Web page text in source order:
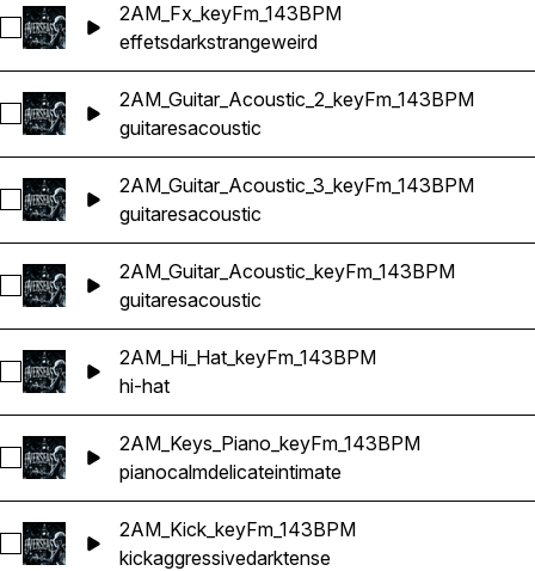
Sélectionnez 2AM_Fx_keyFm_143BPM
2AM_Fx_keyFm_143BPM
effetsdarkstrangeweird
Sélectionnez 2AM_Guitar_Acoustic_2_keyFm_143BPM
2AM_Guitar_Acoustic_2_keyFm_143BPM
guitaresacoustic
Sélectionnez 2AM_Guitar_Acoustic_3_keyFm_143BPM
2AM_Guitar_Acoustic_3_keyFm_143BPM
guitaresacoustic
Sélectionnez 2AM_Guitar_Acoustic_keyFm_143BPM
2AM_Guitar_Acoustic_keyFm_143BPM
guitaresacoustic
Sélectionnez 2AM_Hi_Hat_keyFm_143BPM
2AM_Hi_Hat_keyFm_143BPM
hi-hat
Sélectionnez 2AM_Keys_Piano_keyFm_143BPM
2AM_Keys_Piano_keyFm_143BPM
pianocalmdelicateintimate
Sélectionnez 2AM_Kick_keyFm_143BPM
2AM_Kick_keyFm_143BPM
kickaggressivedarktense